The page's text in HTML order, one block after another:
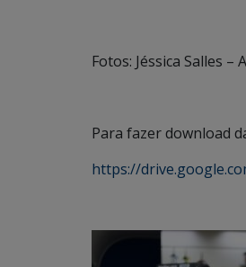
Fotos: Jéssica Salles –
Para fazer download
https://